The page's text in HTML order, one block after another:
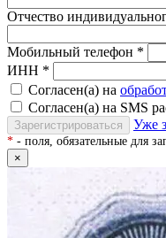
Отчество
Мобильный телефон *
ИНН *
Согласен(а) на
Согласен(а) на SMS
Зарегистрироваться Уже
* - поля, обязательные для
×